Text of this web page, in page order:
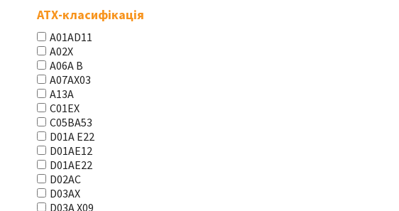
АТХ-класифікація
A01AD11
A02X
A06A В
A07AX03
A13A
C01EX
C05BA53
D01A E22
D01AE12
D01AE22
D02AC
D03AX
D03A X09